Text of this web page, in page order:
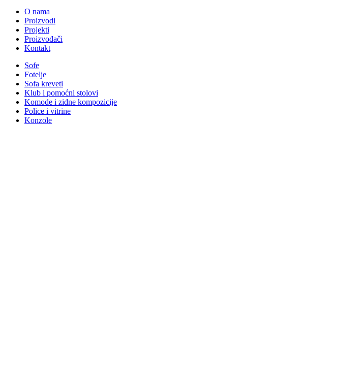
O nama
Proizvodi
Projekti
Proizvođači
Kontakt
Sofe
Fotelje
Sofa kreveti
Klub i pomoćni stolovi
Komode i zidne kompozicije
Police i vitrine
Konzole